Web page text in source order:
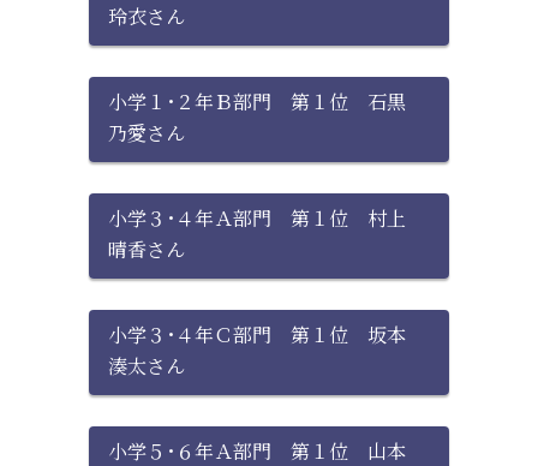
玲衣さん
小学１･２年Ｂ部門 第１位 石黒
乃愛さん
小学３･４年Ａ部門 第１位 村上
晴香さん
小学３･４年Ｃ部門 第１位 坂本
湊太さん
小学５･６年Ａ部門 第１位 山本